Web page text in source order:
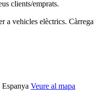
Càrrega
Veure al mapa